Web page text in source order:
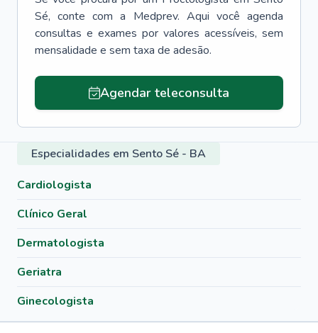
Sé, conte com a Medprev. Aqui você agenda
consultas e exames por valores acessíveis, sem
mensalidade e sem taxa de adesão.
Agendar teleconsulta
Especialidades em Sento Sé - BA
Cardiologista
Clínico Geral
Dermatologista
Geriatra
Ginecologista